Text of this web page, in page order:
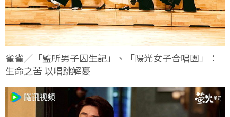
雀雀／「監所男子囚生記」、「陽光女子合唱團」：
生命之苦 以唱跳解憂